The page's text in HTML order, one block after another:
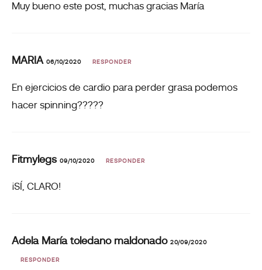
Muy bueno este post, muchas gracias María
MARIA 06/10/2020 RESPONDER
En ejercicios de cardio para perder grasa podemos
hacer spinning?????
Fitmylegs 09/10/2020 RESPONDER
¡SÍ, CLARO!
Adela María toledano maldonado 20/09/2020
RESPONDER